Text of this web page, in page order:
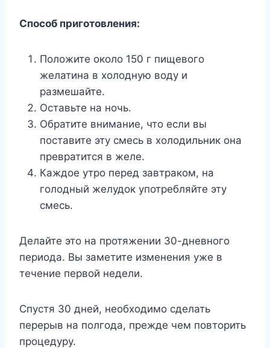
Способ приготовления:
Положите около 150 г пищевого
желатина в холодную воду и
размешайте.
Оставьте на ночь.
Обратите внимание, что если вы
поставите эту смесь в холодильник она
превратится в желе.
Каждое утро перед завтраком, на
голодный желудок употребляйте эту
смесь.
Делайте это на протяжении 30-дневного
периода. Вы заметите изменения уже в
течение первой недели.
Спустя 30 дней, необходимо сделать
перерыв на полгода, прежде чем повторить
процедуру.